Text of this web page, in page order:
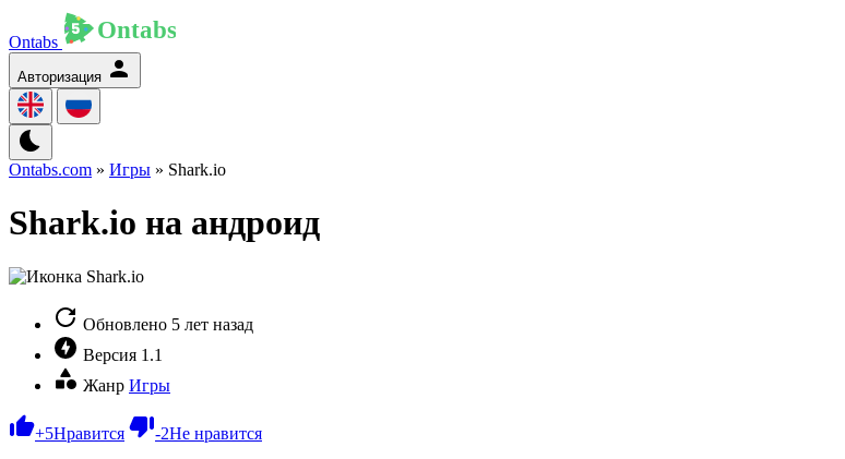
Ontabs
Авторизация
Ontabs.com » Игры » Shark.io
Shark.io на андроид
Обновлено 5 лет назад
Версия 1.1
Жанр Игры
+5Нравится -2Не нравится